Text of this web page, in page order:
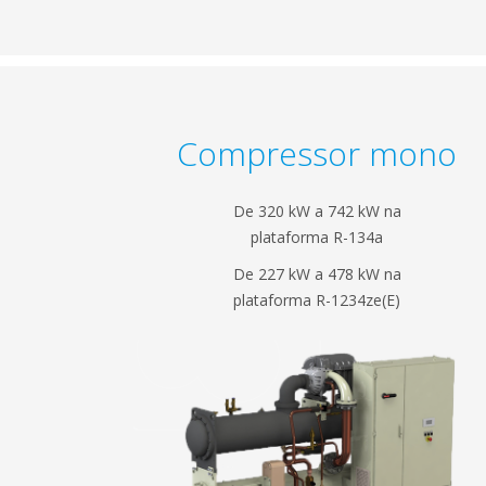
Compressor mono
De 320 kW a 742 kW na
plataforma R-134a
De 227 kW a 478 kW na
plataforma R-1234ze(E)